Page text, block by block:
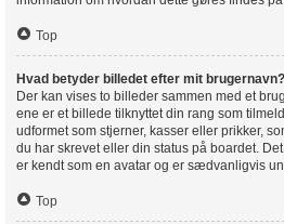
Top
Hvad betyder billedet efter mit brugernavn?
Der kan vises to billeder sammen med et
ene er et billede tilknyttet din rang som
udformet som stjerner, kasser eller prikker,
du har skrevet eller din status på boardet.
er kendt som en avatar og er sædvanligvis
Top